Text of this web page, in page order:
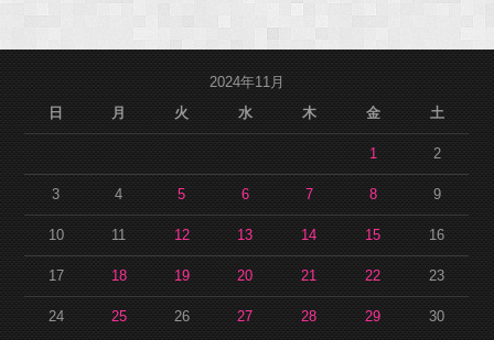
2024年11月
日
月 火 水 木 金 土
1 2
3 4 5 6 7 8 9
10 11 12 13 14 15 16
17 18 19 20 21 22 23
24 25 26 27 28 29 30